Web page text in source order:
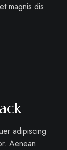
magnis dis
adipiscing
Aenean